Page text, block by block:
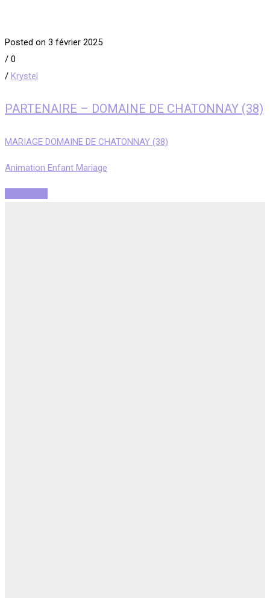
Posted on 3 février 2025
/ 0
/ Krystel
PARTENAIRE – DOMAINE DE CHATONNAY (38)
MARIAGE DOMAINE DE CHATONNAY (38)
Animation Enfant Mariage